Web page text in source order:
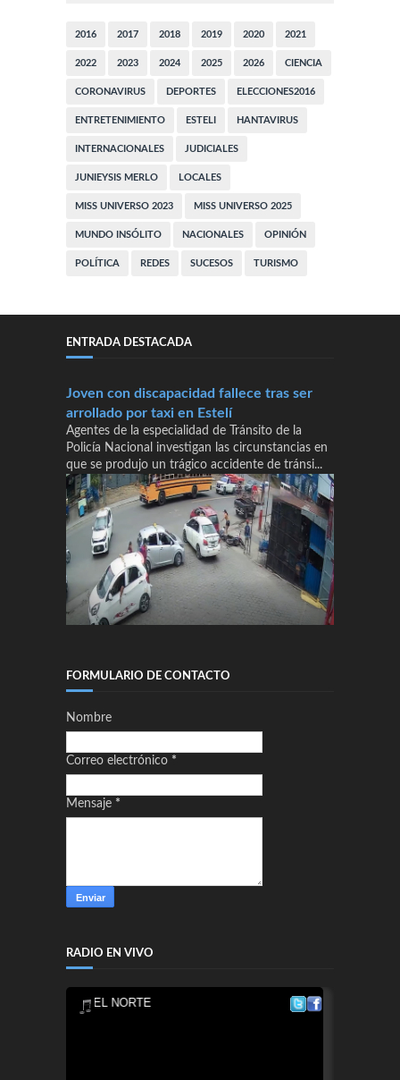
2016 2017 2018 2019 2020 2021
2022 2023 2024 2025 2026 CIENCIA
CORONAVIRUS DEPORTES ELECCIONES2016
ENTRETENIMIENTO ESTELI HANTAVIRUS
INTERNACIONALES JUDICIALES
JUNIEYSIS MERLO LOCALES
MISS UNIVERSO 2023 MISS UNIVERSO 2025
MUNDO INSÓLITO NACIONALES OPINIÓN
POLÍTICA REDES SUCESOS TURISMO
ENTRADA DESTACADA
Joven con discapacidad fallece tras ser
arrollado por taxi en Estelí
Agentes de la especialidad de Tránsito de la
Policía Nacional investigan las circunstancias en
que se produjo un trágico accidente de tránsi...
FORMULARIO DE CONTACTO
Nombre
Correo electrónico *
Mensaje *
RADIO EN VIVO